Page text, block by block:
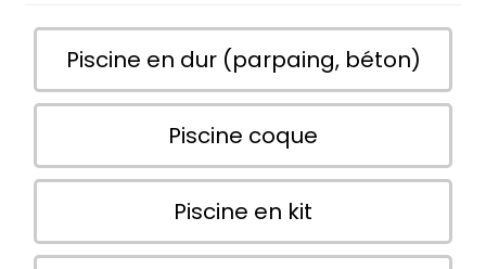
Piscine en dur (parpaing, béton)
Piscine coque
Piscine en kit